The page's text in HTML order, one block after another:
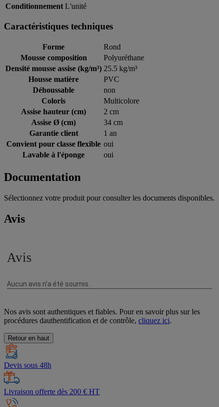
Conditionnement L'unité
Caractéristiques techniques
Forme
Rond
Mousse composition
Polyuréthane
Densité mousse assise (kg/m³) 25.5 kg/m³
Housse matière
PVC
Déhoussable
non
Coloris
Multicolore
Assise hauteur (cm)
2 cm
Assise Ø (cm)
34 cm
Garantie client
1 an
Convient pour classe flexible oui
Lavable à l'éponge
oui
Documentation
Sélectionnez votre produit pour consulter les documents disponibles.
Avis
Nos avis sont authentiques et fiables. Pour en savoir plus sur les
procédures dauthentification et de contrôle, cliquez ici.
Retour en haut
Devis sous 48h
Livraison offerte dès 200 € HT